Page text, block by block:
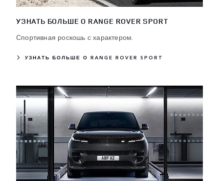
УЗНАТЬ БОЛЬШЕ О RANGE ROVER SPORT
Спортивная роскошь с характером.
УЗНАТЬ БОЛЬШЕ О RANGE ROVER SPORT